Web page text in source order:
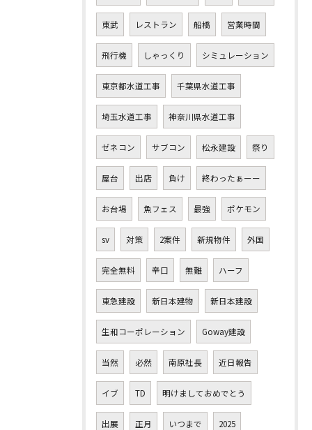
東武 レストラン 船橋 営業時間
飛行機 しゃっくり シミュレーション
東京都水道工事 千葉県水道工事
埼玉水道工事 神奈川県水道工事
ゼネコン サブコン 松永建設 祭り
屋台 出店 負け 終わったぁーー
お台場 魚フェス 最強 ポケモン
sv 対策 2案件 新規物件 外国
完全無料 辛口 無難 ハーフ
東急建設 新日本建物 新日本建設
生和コーポレーション Goway建設
当然 必然 南原社長 近日報告
イブ TD 明けましておめでとう
出展 正月 いつまで 2025